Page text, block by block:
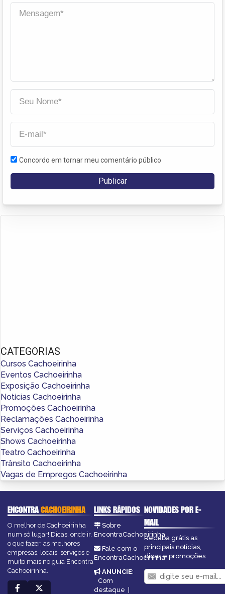
Concordo em tornar meu comentário público
CATEGORIAS
Cursos Cachoeirinha
Eventos Cachoeirinha
Exposição Cachoeirinha
Notícias Cachoeirinha
Promoções Cachoeirinha
Reclamações Cachoeirinha
Serviços Cachoeirinha
Shows Cachoeirinha
Teatro Cachoeirinha
Trânsito Cachoeirinha
Vagas de Empregos Cachoeirinha
ENCONTRACACHOEIRINHA
O melhor de Cachoeirinha
num só lugar! Dicas, onde ir,
o que fazer, as melhores
empresas, locais, serviços e
muito mais no guia Encontra
Cachoeirinha.
LINKS RÁPIDOS
Sobre
EncontraCachoeirinha
Fale com o
EncontraCachoeirinha
ANUNCIE:
Com
destaque
NOVIDADES POR E-
MAIL
Receba grátis as
principais notícias,
dicas e promoções